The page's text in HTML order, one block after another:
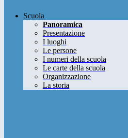
Scuola
Panoramica
Presentazione
I luoghi
Le persone
I numeri della scuola
Le carte della scuola
Organizzazione
La storia